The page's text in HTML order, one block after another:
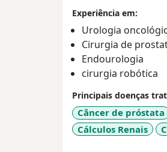
Experiência em:
Urologia
Cirurgia de
Endourologia
cirurgia robótica
Principais doenças
Câncer de próstata
Cálculos Renais